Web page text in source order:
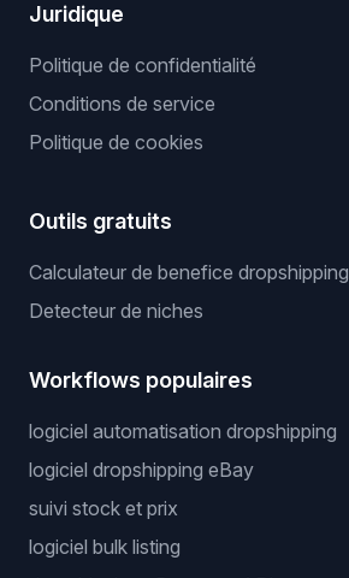
Juridique
Politique de confidentialité
Conditions de service
Politique de cookies
Outils gratuits
Calculateur de benefice dropshipping
Detecteur de niches
Workflows populaires
logiciel automatisation dropshipping
logiciel dropshipping eBay
suivi stock et prix
logiciel bulk listing